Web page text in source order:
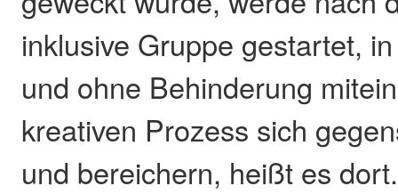
inklusive Gruppe gestartet,
und ohne Behinderung
kreativen Prozess sich
und bereichern, heißt es dort.